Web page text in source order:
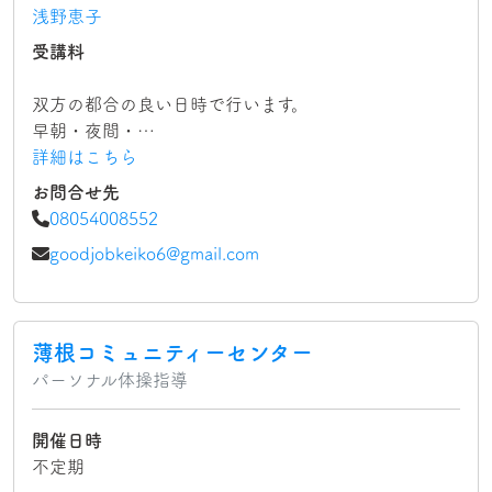
浅野恵子
受講料
双方の都合の良い日時で行います。
早朝・夜間・…
詳細はこちら
お問合せ先
08054008552
goodjobkeiko6@gmail.com
薄根コミュニティーセンター
パーソナル体操指導
開催日時
不定期